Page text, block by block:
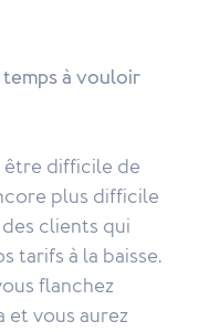
temps à vouloir
être difficile de
plus difficile
clients qui
tarifs à la baisse.
flanchez
et vous aurez